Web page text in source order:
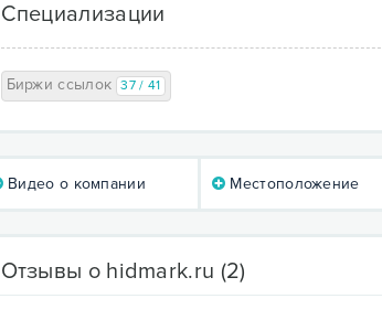
Специализации
Биржи ссылок 37 / 41
Видео о компании Местоположение
Отзывы о hidmark.ru (2)